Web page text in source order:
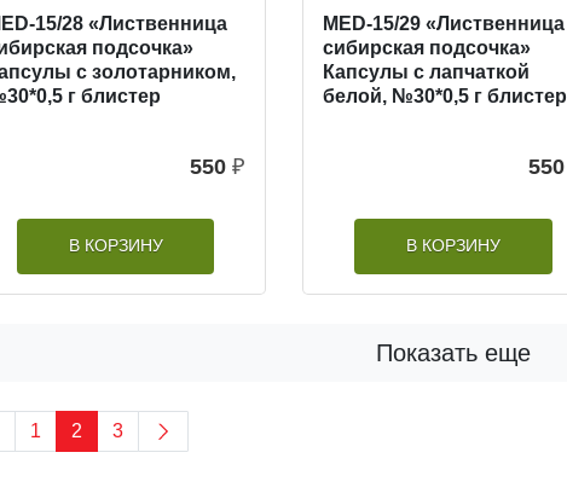
15/28 «Лиственница
подсочка»
с золотарником,
г блистер
550 ₽
В КОРЗИНУ
MED-15/29 «Лиственница
сибирская подсочка»
Капсулы с лапчаткой
белой, №30*0,5 г блистер
550
В КОРЗИНУ
Показать еще
1 2 3